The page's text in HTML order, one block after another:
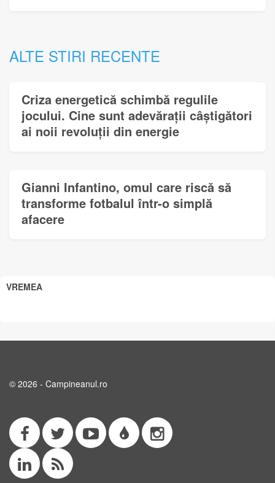
ALTE STIRI RECENTE
Criza energetică schimbă regulile
jocului. Cine sunt adevărații câștigători
ai noii revoluții din energie
Gianni Infantino, omul care riscă să
transforme fotbalul într-o simplă
afacere
VREMEA
© 2026 - Campineanul.ro